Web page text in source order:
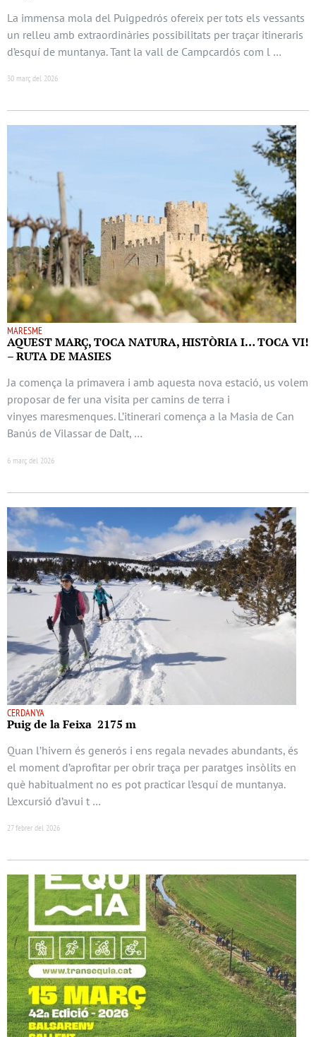
La immensa mola del Puigpedrós ofereix per tots els vessants
un relleu amb extraordinàries possibilitats per traçar itineraris
d’esquí de muntanya. Tant la vall de Campcardós com l …
30 març del 2026
MARESME
AQUEST MARÇ, TOCA NATURA, HISTÒRIA I… TOCA VI!
– RUTA DE MASIES
Ja comença la primavera i amb aquesta nova estació, us volem
proposar de fer una visita per camins de terra i
vinyes maresmenques. L’itinerari comença a la Masia de Can
Banús de Vilassar de Dalt, …
6 març del 2026
CERDANYA
Puig de la Feixa 2175 m
Quan l’hivern és generós i ens regala nevades abundants, és
el moment d’aprofitar per obrir traça per paratges insòlits en
què habitualment no es pot practicar l’esquí de muntanya.
L’excursió d’avui t …
27 febrer del 2026